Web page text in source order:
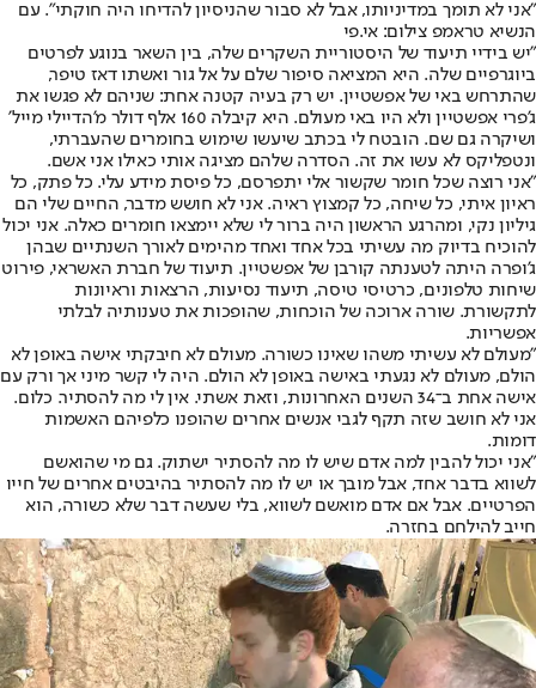
"אני לא תומך במדיניותו, אבל לא סבור שהניסיון להדיחו היה חוקתי". עם
הנשיא טראמפ צילום: אי.פי
"יש בידיי תיעוד של היסטוריית השקרים שלה, בין השאר בנוגע לפרטים
ביוגרפיים שלה. היא המציאה סיפור שלם על אל גור ואשתו דאז טיפר,
שהתרחש באי של אפשטיין. יש רק בעיה קטנה אחת: שניהם לא פגשו את
ג'פרי אפשטיין ולא היו באי מעולם. היא קיבלה 160 אלף דולר מ'הדיילי מייל'
ושיקרה גם שם. הובטח לי בכתב שיעשו שימוש בחומרים שהעברתי,
ונטפליקס לא עשו את זה. הסדרה שלהם מציגה אותי כאילו אני אשם.
"אני רוצה שכל חומר שקשור אלי יתפרסם, כל פיסת מידע עלי. כל פתק, כל
ראיון איתי, כל שיחה, כל קמצוץ ראיה. אני לא חושש מדבר, החיים שלי הם
גיליון נקי, ומהרגע הראשון היה ברור לי שלא יימצאו חומרים כאלה. אני יכול
להוכיח בדיוק מה עשיתי בכל אחד ואחד מהימים לאורך השנתיים שבהן
ג'ופרה היתה לטענתה קורבן של אפשטיין. תיעוד של חברת האשראי, פירוט
שיחות טלפונים, כרטיסי טיסה, תיעוד נסיעות, הרצאות וראיונות
לתקשורת. שורה ארוכה של הוכחות, שהופכות את טענותיה לבלתי
אפשריות.
"מעולם לא עשיתי משהו שאינו כשורה. מעולם לא חיבקתי אישה באופן לא
הולם, מעולם לא נגעתי באישה באופן לא הולם. היה לי קשר מיני אך ורק עם
אישה אחת ב־34 השנים האחרונות, וזאת אשתי. אין לי מה להסתיר. כלום.
אני לא חושב שזה תקף לגבי אנשים אחרים שהופנו כלפיהם האשמות
דומות.
"אני יכול להבין למה אדם שיש לו מה להסתיר ישתוק. גם מי שהואשם
לשווא בדבר אחד, אבל מובך או יש לו מה להסתיר בהיבטים אחרים של חייו
הפרטיים. אבל אם אדם מואשם לשווא, בלי שעשה דבר שלא כשורה, הוא
חייב להילחם בחזרה.